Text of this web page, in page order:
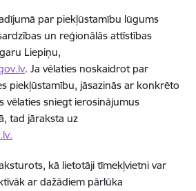
par piekļūstamību lūgums
un reģionālās attīstības
Liepiņu,
. Ja vēlaties noskaidrot par
piekļūstamību, jāsazinās ar konkrēto
vēlaties sniegt ierosinājumus
tad jāraksta uz
kā lietotāji tīmekļvietni var
ar dažādiem pārlūka